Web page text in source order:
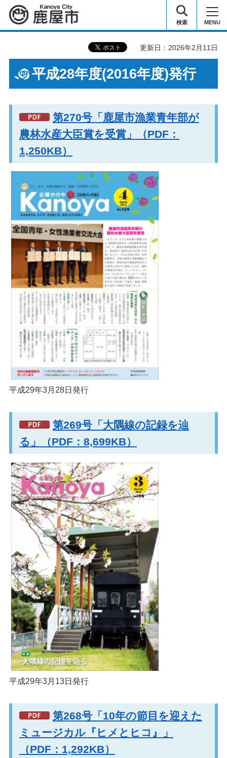
鹿屋市 検索 MENU
更新日：2026年2月11日
平成28年度(2016年度)発行
第270号「鹿屋市漁業青年部が
農林水産大臣賞を受賞」（PDF：
1,250KB）
平成29年3月28日発行
第269号「大隅線の記録を辿
る」（PDF：8,699KB）
平成29年3月13日発行
第268号「10年の節目を迎えた
ミュージカル『ヒメとヒコ』」
（PDF：1,292KB）